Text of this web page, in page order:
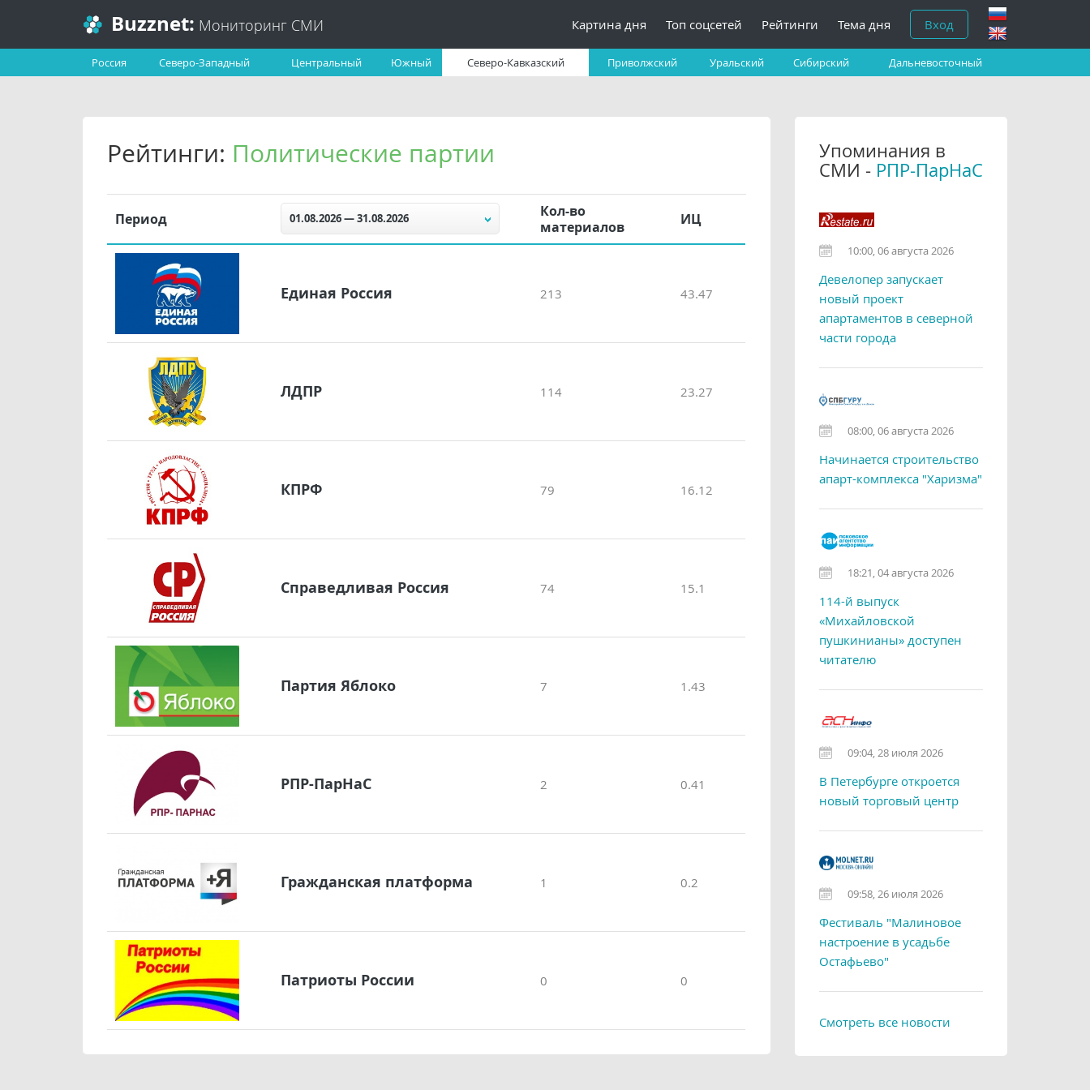
Buzznet: Мониторинг СМИ Картина дня Топ соцсетей Рейтинги Тема дня Вход
Россия Северо-Западный Центральный Южный Северо-Кавказский Приволжский Уральский Сибирский Дальневосточный
Рейтинги: Политические партии
Период 01.08.2026 — 31.08.2026
Кол-во
материалов
ИЦ
Единая Россия 213 43.47
ЛДПР 114 23.27
КПРФ 79 16.12
Справедливая Россия 74 15.1
Партия Яблоко 7 1.43
РПР-ПарНаС 2 0.41
Гражданская платформа 1 0.2
Патриоты России 0 0
Упоминания в
СМИ - РПР-ПарНаС
10:00, 06 августа 2026
Девелопер запускает
новый проект
апартаментов в северной
части города
08:00, 06 августа 2026
Начинается строительство
апарт-комплекса "Харизма"
18:21, 04 августа 2026
114-й выпуск
«Михайловской
пушкинианы» доступен
читателю
09:04, 28 июля 2026
В Петербурге откроется
новый торговый центр
09:58, 26 июля 2026
Фестиваль "Малиновое
настроение в усадьбе
Остафьево"
Смотреть все новости